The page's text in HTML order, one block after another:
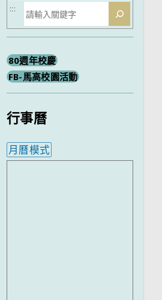
搜
尋
:::
80週年校慶
FB-馬高校園活動
行事曆
月曆模式